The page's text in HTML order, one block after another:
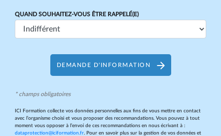
QUAND SOUHAITEZ-VOUS ÊTRE RAPPELÉ(E)
DEMANDE D'INFORMATION
* champs obligatoires
ICI Formation collecte vos données personnelles aux fins de vous mettre en contact
avec l’organisme choisi et vous proposer des recommandations. Vous pouvez à tout
moment vous opposer à l’envoi de ces recommandations en nous écrivant à :
dataprotection@iciformation.fr. Pour en savoir plus sur la gestion de vos données et